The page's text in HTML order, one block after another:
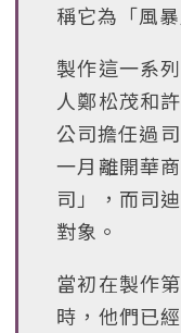
稱它為「風
製作這一系
人鄭松茂和
公司擔任過
一月離開華
司」，而司
對象。
當初在製作
時，他們已